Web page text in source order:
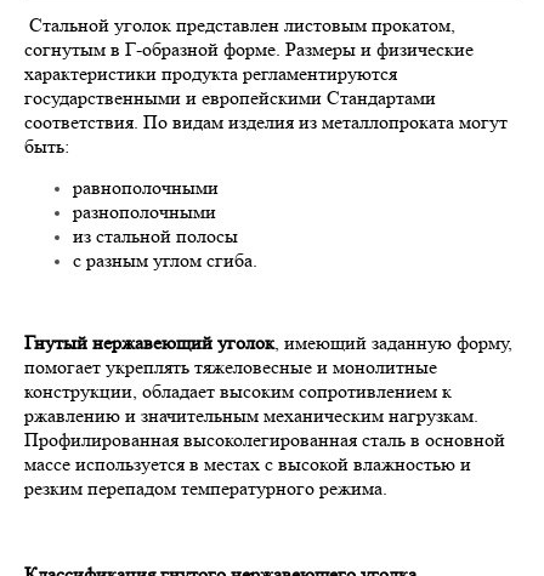
Стальной уголок представлен листовым прокатом,
согнутым в Г-образной форме. Размеры и физические
характеристики продукта регламентируются
государственными и европейскими Стандартами
соответствия. По видам изделия из металлопроката могут
быть:
равнополочными
разнополочными
из стальной полосы
с разным углом сгиба.
Гнутый нержавеющий уголок, имеющий заданную форму,
помогает укреплять тяжеловесные и монолитные
конструкции, обладает высоким сопротивлением к
ржавлению и значительным механическим нагрузкам.
Профилированная высоколегированная сталь в основной
массе используется в местах с высокой влажностью и
резким перепадом температурного режима.